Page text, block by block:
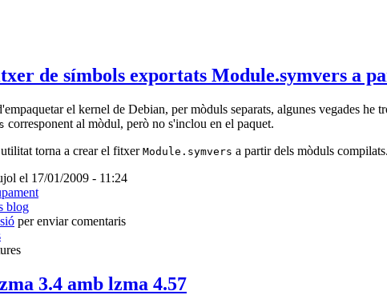
de símbols exportats Module.symvers a
el kernel de Debian, per mòduls separats, algunes vegades he
corresponent al mòdul, però no s'inclou en el paquet.
torna a crear el fitxer Module.symvers a partir dels mòduls compilats.
el 17/01/2009 - 11:24
blog
per enviar comentaris
3.4 amb lzma 4.57